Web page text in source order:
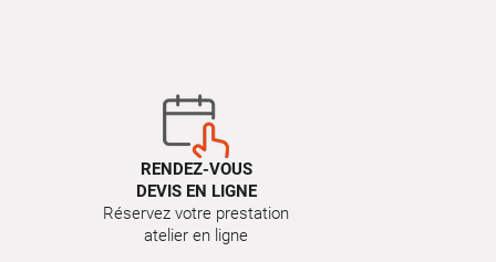
RENDEZ-VOUS
DEVIS EN LIGNE
Réservez votre prestation
atelier en ligne